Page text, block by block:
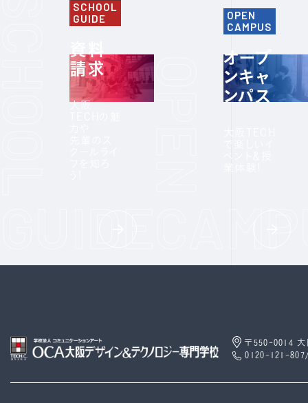
SCHOOL
GUIDE
資料
請求
大阪
OPEN
CAMPUS
オープ
ンキャ
ンパス
で楽しいイ
ベント＆授
〒550-0014 大
0120-121-